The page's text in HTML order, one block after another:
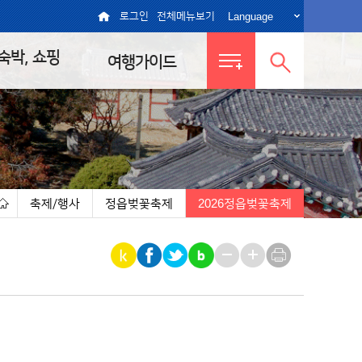
로그인 전체메뉴보기 Language
박, 쇼핑 여행가이드
전체메뉴
보기
통합검색
열기
축제/행사 정읍벚꽃축제 2026정읍벚꽃축제